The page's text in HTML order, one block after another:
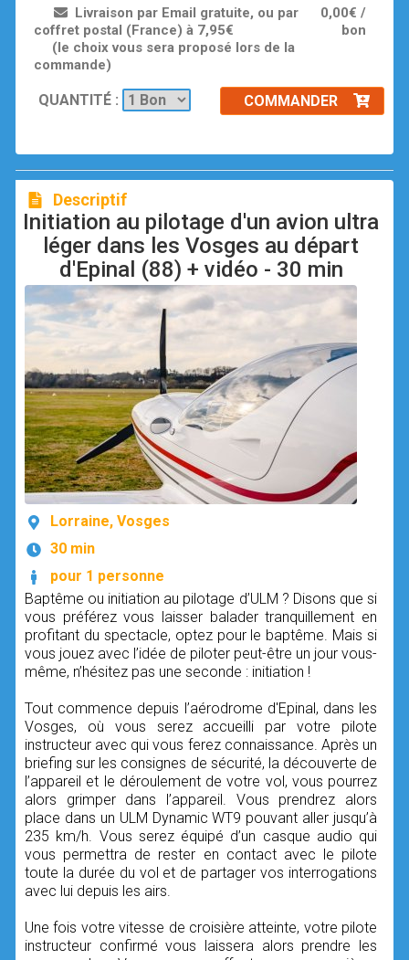
Livraison par Email gratuite, ou par
coffret postal (France) à 7,95€
(le choix vous sera proposé lors de la
commande)
0,00€ /
bon
QUANTITÉ : COMMANDER
Descriptif
Initiation au pilotage d'un avion ultra
léger dans les Vosges au départ
d'Epinal (88) + vidéo - 30 min
Lorraine, Vosges
30 min
pour 1 personne
Baptême ou initiation au pilotage d’ULM ? Disons que si
vous préférez vous laisser balader tranquillement en
profitant du spectacle, optez pour le baptême. Mais si
vous jouez avec l’idée de piloter peut-être un jour vous-
même, n’hésitez pas une seconde : initiation !
Tout commence depuis l’aérodrome d'Epinal, dans les
Vosges, où vous serez accueilli par votre pilote
instructeur avec qui vous ferez connaissance. Après un
briefing sur les consignes de sécurité, la découverte de
l’appareil et le déroulement de votre vol, vous pourrez
alors grimper dans l’appareil. Vous prendrez alors
place dans un ULM Dynamic WT9 pouvant aller jusqu’à
235 km/h. Vous serez équipé d’un casque audio qui
vous permettra de rester en contact avec le pilote
toute la durée du vol et de partager vos interrogations
avec lui depuis les airs.
Une fois votre vitesse de croisière atteinte, votre pilote
instructeur confirmé vous laissera alors prendre les